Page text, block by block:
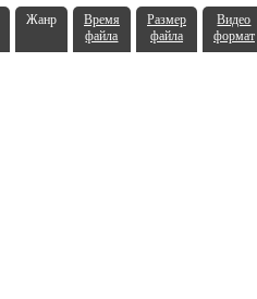
Жанр
Время
файла
Размер
файла
Видео
формат